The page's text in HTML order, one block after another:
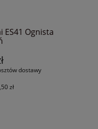
ES41 Ognista
dostawy
zł